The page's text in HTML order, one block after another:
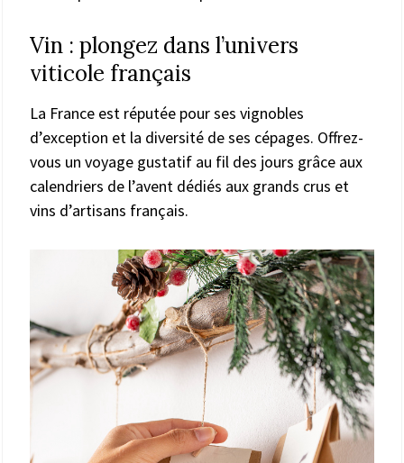
Vin : plongez dans l’univers
viticole français
La France est réputée pour ses vignobles
d’exception et la diversité de ses cépages. Offrez-
vous un voyage gustatif au fil des jours grâce aux
calendriers de l’avent dédiés aux grands crus et
vins d’artisans français.